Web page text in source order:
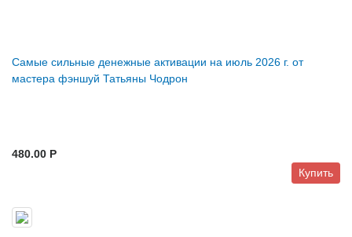
Самые сильные денежные активации на июль 2026 г. от
мастера фэншуй Татьяны Чодрон
480.00 P
Купить